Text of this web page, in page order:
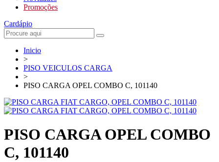
Promoções
Cardápio
Inicio
>
PISO VEICULOS CARGA
>
PISO CARGA OPEL COMBO C, 101140
PISO CARGA OPEL COMBO
C, 101140